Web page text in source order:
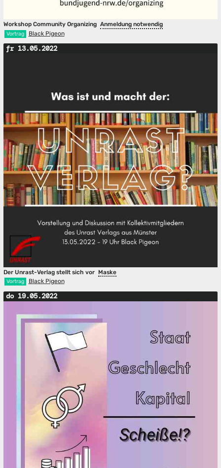
Workshop Community Organizing Anmeldung notwendig
Vortrag Black Pigeon
fr 13.05.2022
Der Unrast-Verlag stellt sich vor Maske
Vortrag Black Pigeon
do 19.05.2022